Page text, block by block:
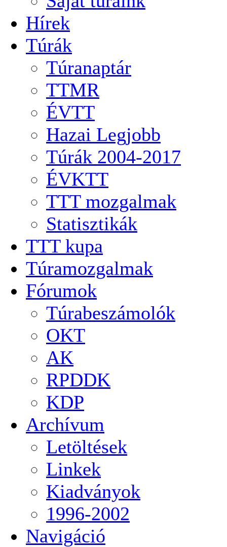
Hírek
Túrák
Túranaptár
TTMR
ÉVTT
Hazai Legjobb
Túrák 2004-2017
ÉVKTT
TTT mozgalmak
Statisztikák
TTT kupa
Túramozgalmak
Fórumok
Túrabeszámolók
OKT
AK
RPDDK
KDP
Archívum
Letöltések
Linkek
Kiadványok
1996-2002
Navigáció